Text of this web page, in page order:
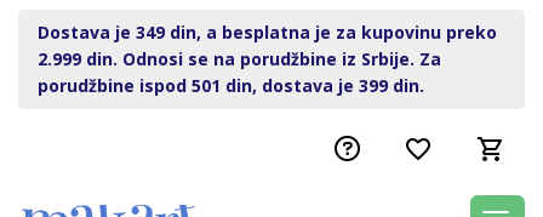
Dostava je 349 din, a besplatna je za kupovinu preko
2.999 din. Odnosi se na porudžbine iz Srbije. Za
porudžbine ispod 501 din, dostava je 399 din.